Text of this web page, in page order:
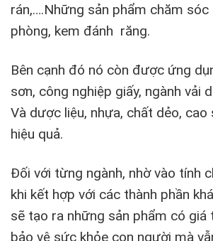
rán,….Những sản phẩm chăm sóc
phòng, kem đánh răng.
Bên cạnh đó nó còn được ứng
sơn, công nghiệp giấy, ngành vải
Và dược liệu, nhựa, chất dẻo,
hiệu quả.
Đối với từng ngành, nhờ vào tính
khi kết hợp với các thành phần
sẽ tạo ra những sản phẩm có giá
bảo vệ sức khỏe con người mà